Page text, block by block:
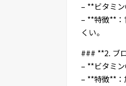
– **ビタミ
– **特徴**：
くい。
### **2. ブ
– **ビタミ
– **特徴**：